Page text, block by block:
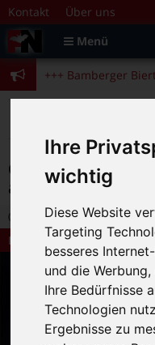
Ihre
wichtig
Diese Website
Targeting
besseres
und die
Ihre Bedürfnisse
Technologien
Ergebnisse zu
Zum Inhalt springen
Kontakt Über uns
Menü
+++ Bamberger
+++ Blues- und
+++ Bamberger
Geigenglanz im
am 19. Juni in
29.05.2015 13:58 |
Bamberg Live